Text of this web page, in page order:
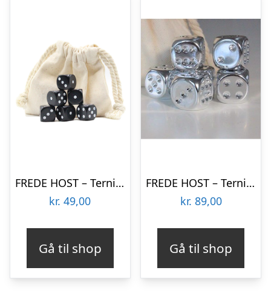
FREDE HOST – Terninger – Black White
kr. 49,00
Gå til shop
FREDE HOST – Terninger – Silver Plated
kr. 89,00
Gå til shop